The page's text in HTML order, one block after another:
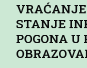
STANJE
POGONA U